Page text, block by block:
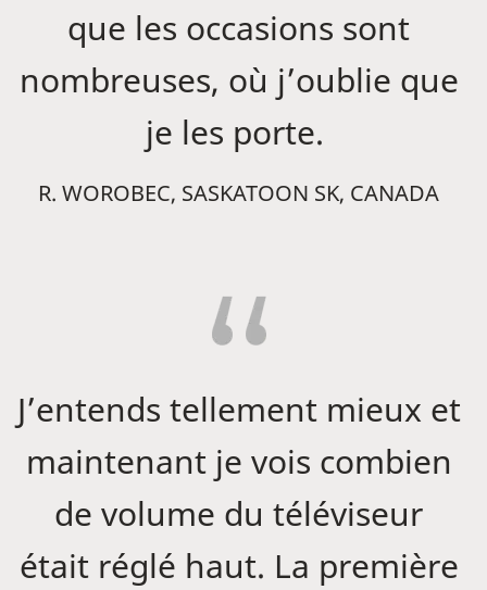
que les occasions sont
nombreuses, où j’oublie que
je les porte.
R. WOROBEC, SASKATOON SK, CANADA
J’entends tellement mieux et
maintenant je vois combien
de volume du téléviseur
était réglé haut. La première